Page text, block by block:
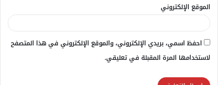
الموقع الإلكتروني
احفظ اسمي، بريدي الإلكتروني، والموقع الإلكتروني في هذا المتصفح
لاستخدامها المرة المقبلة في تعليقي.